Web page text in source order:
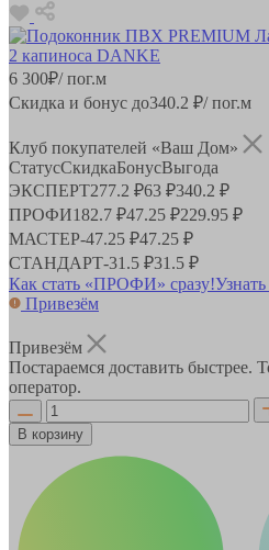
6 300₽/ пог.м
Скидка и бонус до340.2 ₽/ пог.м
Клуб покупателей «Ваш Дом»
СтатусСкидкаБонусВыгода
ЭКСПЕРТ277.2 ₽63 ₽340.2 ₽
ПРОФИ182.7 ₽47.25 ₽229.95 ₽
МАСТЕР-47.25 ₽47.25 ₽
СТАНДАРТ-31.5 ₽31.5 ₽
Как стать «ПРОФИ» сразу!
Привезём
Привезём
Постараемся доставить быстрее.
оператор.
В корзину